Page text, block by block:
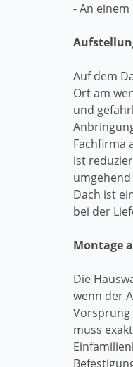
- An einem
Auf dem
Ort am
und
Fachfirma
ist
Dach ist
bei der
Montage
Die
wenn der
Vorsprung
muss